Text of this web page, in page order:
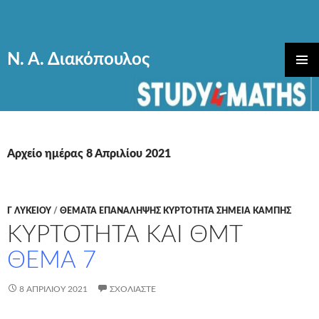
Ν. Α. Διακόπουλος
ΚΎΡΙΟ
ΜΕΝΟΎ
Αρχείο ημέρας 8 Απριλίου 2021
Γ ΛΥΚΕΊΟΥ / ΘΕΜΑΤΑ ΕΠΑΝΑΛΗΨΗΣ ΚΥΡΤΟΤΗΤΑ ΣΗΜΕΙΑ ΚΑΜΠΗΣ
ΚΥΡΤΟΤΗΤΑ ΚΑΙ ΘΜΤ
ΘΕΜΑ 7
8 ΑΠΡΙΛΊΟΥ 2021 ΣΧΟΛΙΆΣΤΕ